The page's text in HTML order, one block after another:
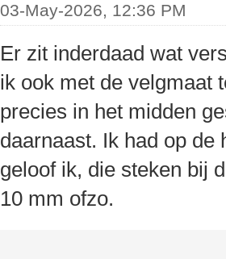
03-May-2026, 12:36 PM
Er zit inderdaad wat
ik ook met de velgmaat
precies in het midden
daarnaast. Ik had op de
geloof ik, die steken bij
10 mm ofzo.